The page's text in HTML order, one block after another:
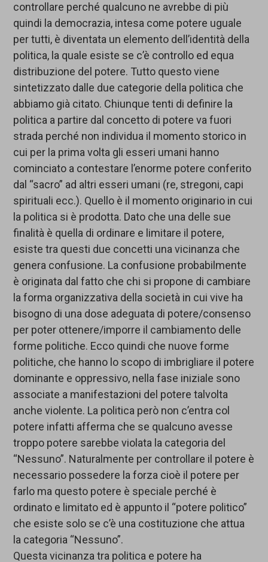
controllare perché qualcuno ne avrebbe di più
quindi la democrazia, intesa come potere uguale
per tutti, è diventata un elemento dell’identità della
politica, la quale esiste se c’è controllo ed equa
distribuzione del potere. Tutto questo viene
sintetizzato dalle due categorie della politica che
abbiamo già citato. Chiunque tenti di definire la
politica a partire dal concetto di potere va fuori
strada perché non individua il momento storico in
cui per la prima volta gli esseri umani hanno
cominciato a contestare l’enorme potere conferito
dal “sacro” ad altri esseri umani (re, stregoni, capi
spirituali ecc.). Quello è il momento originario in cui
la politica si è prodotta. Dato che una delle sue
finalità è quella di ordinare e limitare il potere,
esiste tra questi due concetti una vicinanza che
genera confusione. La confusione probabilmente
è originata dal fatto che chi si propone di cambiare
la forma organizzativa della società in cui vive ha
bisogno di una dose adeguata di potere/consenso
per poter ottenere/imporre il cambiamento delle
forme politiche. Ecco quindi che nuove forme
politiche, che hanno lo scopo di imbrigliare il potere
dominante e oppressivo, nella fase iniziale sono
associate a manifestazioni del potere talvolta
anche violente. La politica però non c’entra col
potere infatti afferma che se qualcuno avesse
troppo potere sarebbe violata la categoria del
“Nessuno”. Naturalmente per controllare il potere è
necessario possedere la forza cioè il potere per
farlo ma questo potere è speciale perché è
ordinato e limitato ed è appunto il “potere politico”
che esiste solo se c’è una costituzione che attua
la categoria “Nessuno”.
Questa vicinanza tra politica e potere ha